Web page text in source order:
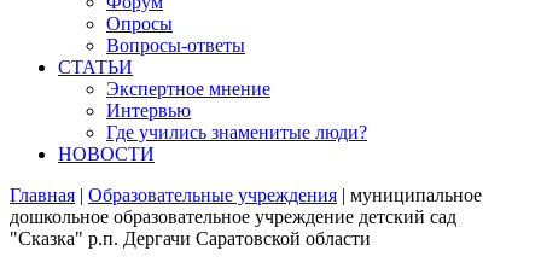
Опросы
Вопросы-ответы
СТАТЬИ
Экспертное мнение
Интервью
Где учились знаменитые люди?
НОВОСТИ
Главная | Образовательные учреждения | муниципальное
дошкольное образовательное учреждение детский сад
"Сказка" р.п. Дергачи Саратовской области